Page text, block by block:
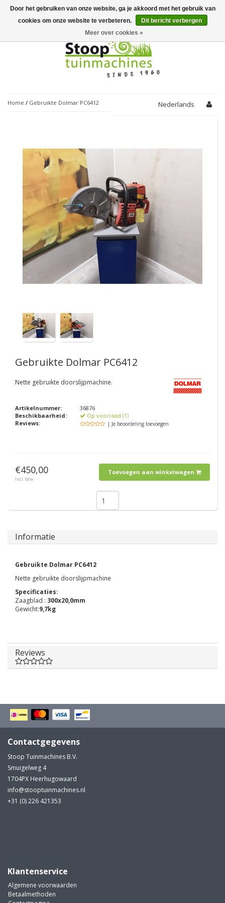
Toggle
navigation
Home / Gebruikte Dolmar PC6412 Nederlands
Gebruikte Dolmar PC6412
Nette gebruikte doorslijpmachine.
Artikelnummer:
36876
Beschikbaarheid:
Op voorraad (1)
Reviews:
| Je beoordeling toevoegen
€450,00
Incl. btw
Toevoegen aan winkelwagen
Informatie
Gebruikte Dolmar PC6412
Nette gebruikte doorslijpmachine
Specificaties:
Zaagblad : 300x20,0mm
Gewicht:9,7kg
Reviews
Contactgegevens
Stoop Tuinmachines B.V.
Smuigelweg 4
1704PX Heerhugowaard
info@stooptuinmachines.nl
+31 (0) 226 421353
Klantenservice
Algemene voorwaarden
Betaalmethoden
Door het gebruiken van onze website, ga je akkoord met het gebruik van
cookies om onze website te verbeteren.
Dit bericht verbergen
Meer over cookies »